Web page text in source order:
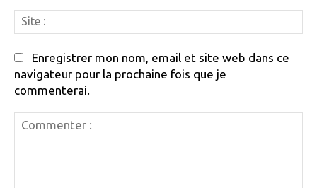
:
Enregistrer mon nom, email et site web dans ce
navigateur pour la prochaine fois que je
commenterai.